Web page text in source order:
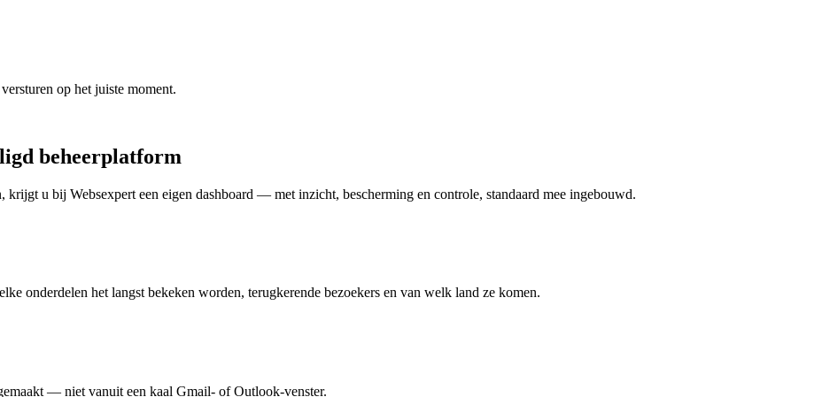
op het juiste moment.
beheerplatform
krijgt u bij Websexpert een eigen dashboard — met inzicht, bescherming en controle, standaard mee ingebouwd.
onderdelen het langst bekeken worden, terugkerende bezoekers en van welk land ze komen.
— niet vanuit een kaal Gmail- of Outlook-venster.